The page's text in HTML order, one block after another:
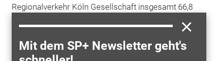
Mit dem SP+ Newsletter geht's
Regionalverkehr Köln Gesellschaft insgesamt 66,8
Kohleregionen zur Verfügung gestellt. Hinzu kommen
14,8 Millionen Euro aus Mitteln des Nationalen
Innovationsprogramm Wasserstoff- und